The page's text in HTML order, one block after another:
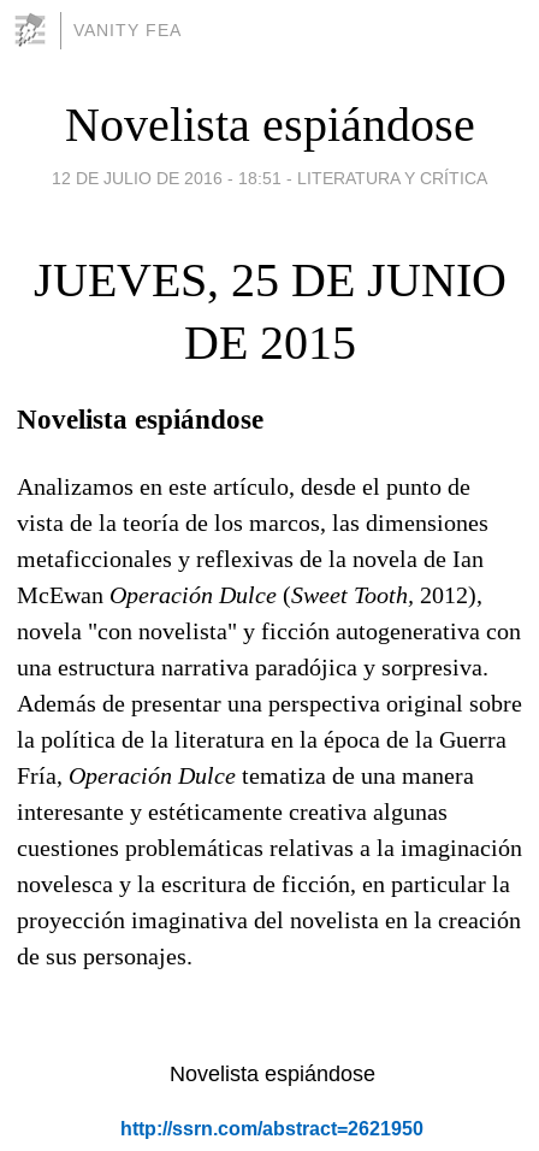
VANITY FEA
Novelista espiándose
12 DE JULIO DE 2016 - 18:51 - LITERATURA Y CRÍTICA
JUEVES, 25 DE JUNIO
DE 2015
Novelista espiándose
Analizamos en este artículo, desde el punto de
vista de la teoría de los marcos, las dimensiones
metaficcionales y reflexivas de la novela de Ian
McEwan Operación Dulce (Sweet Tooth, 2012),
novela "con novelista" y ficción autogenerativa con
una estructura narrativa paradójica y sorpresiva.
Además de presentar una perspectiva original sobre
la política de la literatura en la época de la Guerra
Fría, Operación Dulce tematiza de una manera
interesante y estéticamente creativa algunas
cuestiones problemáticas relativas a la imaginación
novelesca y la escritura de ficción, en particular la
proyección imaginativa del novelista en la creación
de sus personajes.
Novelista espiándose
http://ssrn.com/abstract=2621950